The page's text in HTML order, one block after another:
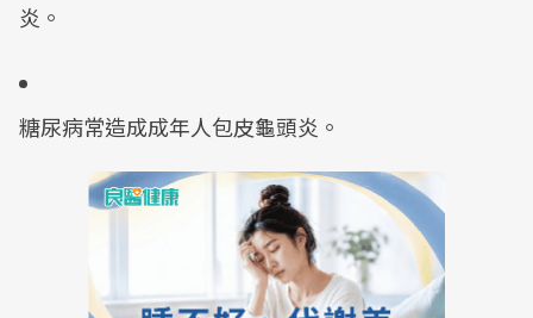
炎。
糖尿病常造成成年人包皮龜頭炎。